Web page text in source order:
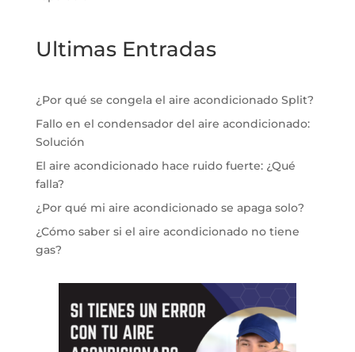
Ultimas Entradas
¿Por qué se congela el aire acondicionado Split?
Fallo en el condensador del aire acondicionado:
Solución
El aire acondicionado hace ruido fuerte: ¿Qué
falla?
¿Por qué mi aire acondicionado se apaga solo?
¿Cómo saber si el aire acondicionado no tiene
gas?